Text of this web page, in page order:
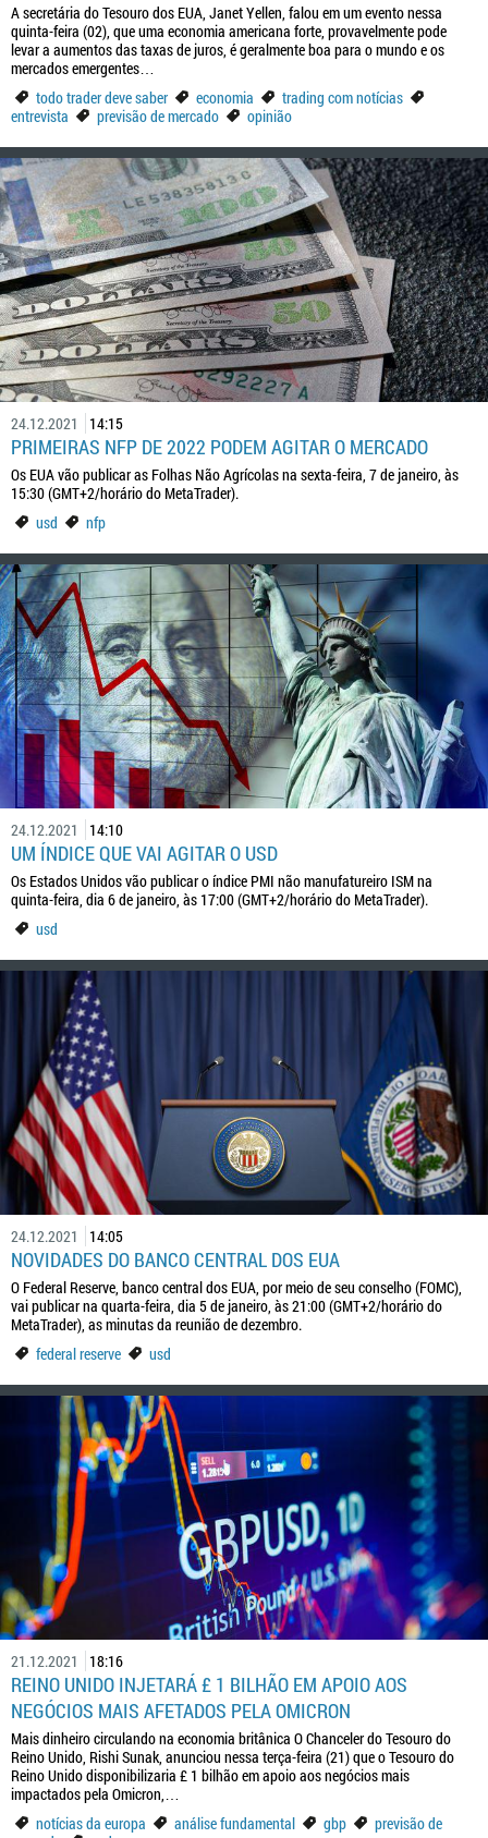
A secretária do Tesouro dos EUA, Janet Yellen, falou em um evento nessa
quinta-feira (02), que uma economia americana forte, provavelmente pode
levar a aumentos das taxas de juros, é geralmente boa para o mundo e os
mercados emergentes…
todo trader deve saber
economia
trading com notícias
entrevista
previsão de mercado opinião
24.12.2021 14:15
PRIMEIRAS NFP DE 2022 PODEM AGITAR O MERCADO
Os EUA vão publicar as Folhas Não Agrícolas na sexta-feira, 7 de janeiro, às
15:30 (GMT+2/horário do MetaTrader).
usd
nfp
24.12.2021 14:10
UM ÍNDICE QUE VAI AGITAR O USD
Os Estados Unidos vão publicar o índice PMI não manufatureiro ISM na
quinta-feira, dia 6 de janeiro, às 17:00 (GMT+2/horário do MetaTrader).
usd
24.12.2021 14:05
NOVIDADES DO BANCO CENTRAL DOS EUA
O Federal Reserve, banco central dos EUA, por meio de seu conselho (FOMC),
vai publicar na quarta-feira, dia 5 de janeiro, às 21:00 (GMT+2/horário do
MetaTrader), as minutas da reunião de dezembro.
federal reserve
usd
21.12.2021 18:16
REINO UNIDO INJETARÁ £ 1 BILHÃO EM APOIO AOS
NEGÓCIOS MAIS AFETADOS PELA OMICRON
Mais dinheiro circulando na economia britânica O Chanceler do Tesouro do
Reino Unido, Rishi Sunak, anunciou nessa terça-feira (21) que o Tesouro do
Reino Unido disponibilizaria £ 1 bilhão em apoio aos negócios mais
impactados pela Omicron,…
notícias da europa
análise fundamental gbp
previsão de